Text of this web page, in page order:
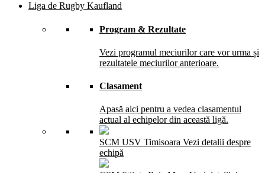
Liga de Rugby Kaufland
Program & Rezultate
Vezi programul meciurilor care vor urma și
rezultatele meciurilor anterioare.
Clasament
Apasă aici pentru a vedea clasamentul
actual al echipelor din această ligă.
SCM USV Timisoara Vezi detalii despre
echipă